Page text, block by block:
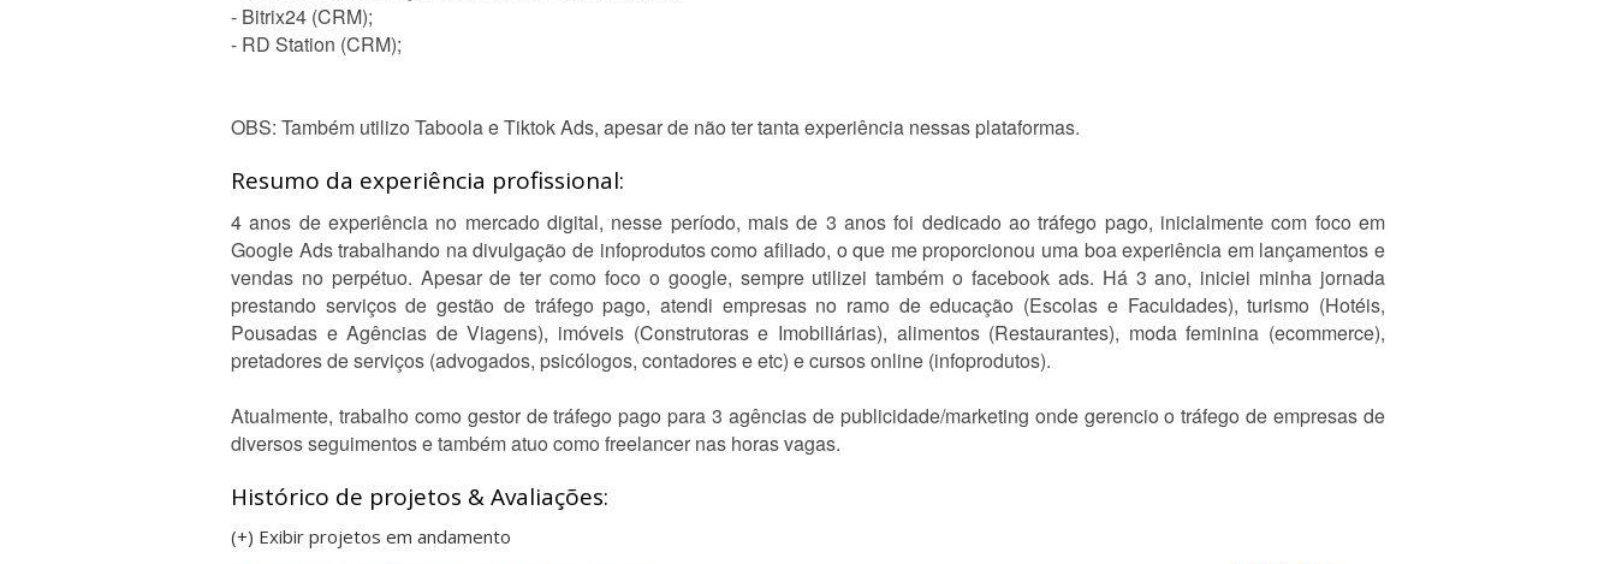
- Bitrix24 (CRM);
- RD Station (CRM);
OBS: Também utilizo Taboola e Tiktok Ads, apesar de não ter tanta experiência nessas plataformas.
Resumo da experiência profissional:
4 anos de experiência no mercado digital, nesse período, mais de 3 anos foi dedicado ao tráfego pago, inicialmente com foco em
Google Ads trabalhando na divulgação de infoprodutos como afiliado, o que me proporcionou uma boa experiência em lançamentos e
vendas no perpétuo. Apesar de ter como foco o google, sempre utilizei também o facebook ads. Há 3 ano, iniciei minha jornada
prestando serviços de gestão de tráfego pago, atendi empresas no ramo de educação (Escolas e Faculdades), turismo (Hotéis,
Pousadas e Agências de Viagens), imóveis (Construtoras e Imobiliárias), alimentos (Restaurantes), moda feminina (ecommerce),
pretadores de serviços (advogados, psicólogos, contadores e etc) e cursos online (infoprodutos).
Atualmente, trabalho como gestor de tráfego pago para 3 agências de publicidade/marketing onde gerencio o tráfego de empresas de
diversos seguimentos e também atuo como freelancer nas horas vagas.
Histórico de projetos & Avaliações:
(+) Exibir projetos em andamento